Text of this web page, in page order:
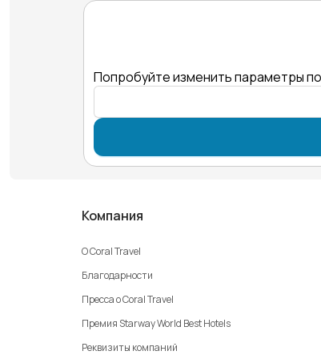
Попробуйте изменить параметры
Компания
О Coral Travel
Благодарности
Пресса о Coral Travel
Премия Starway World Best Hotels
Реквизиты компаний